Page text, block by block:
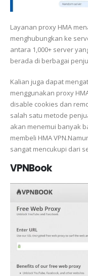
Layanan proxy HMA
menghubungkan ke
antara 1,000+ server
berada di berbagai
Kalian juga dapat
menggunakan proxy
disable cookies dan
salah satu metode
akan menemui banyak
membeli HMA
sangat mencukupi dari
VPNBook